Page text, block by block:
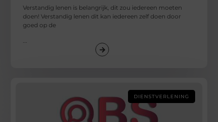
Verstandig lenen is belangrijk, dit zou iedereen moeten
doen! Verstandig lenen dit kan iedereen zelf doen door
goed op de
...
DIENSTVERLENING